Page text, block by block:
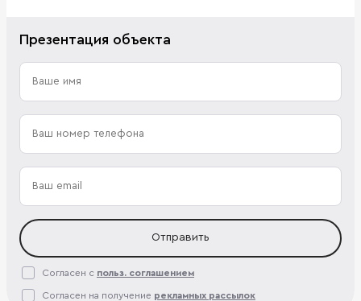
Презентация объекта
Отправить
Согласен с польз. соглашением
Согласен на получение рекламных рассылок